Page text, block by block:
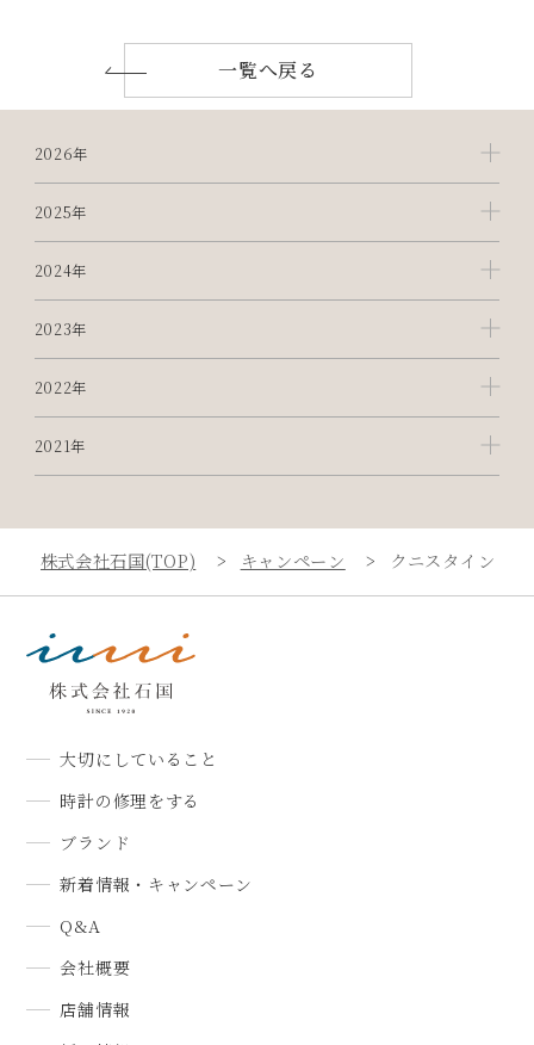
一覧へ戻る
2026年
2025年
2024年
2023年
2022年
2021年
株式会社石国(TOP) キャンペーン クニスタインフ
大切にしていること
時計の修理をする
ブランド
新着情報・キャンペーン
Q&A
会社概要
店舗情報